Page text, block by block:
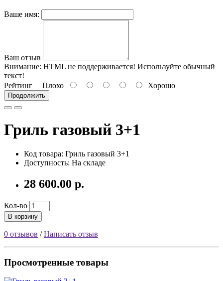
Ваше имя:
Ваш отзыв
Внимание: HTML не поддерживается! Используйте обычный
текст!
Рейтинг Плохо Хорошо
Продолжить
Гриль газовый 3+1
Код товара: Гриль газовый 3+1
Доступность: На складе
28 600.00 р.
Кол-во
В корзину
0 отзывов /Написать отзыв
Просмотренные товары